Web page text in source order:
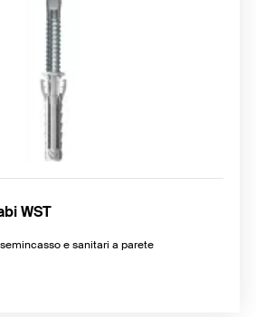
WST
e sanitari a parete